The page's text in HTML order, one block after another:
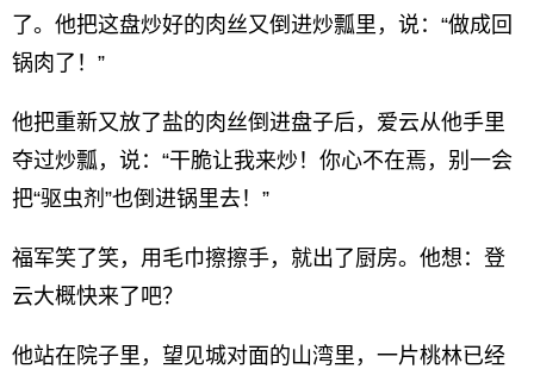
了。他把这盘炒好的肉丝又倒进炒瓢里，说：“做成回
锅肉了！”
他把重新又放了盐的肉丝倒进盘子后，爱云从他手里
夺过炒瓢，说：“干脆让我来炒！你心不在焉，别一会
把“驱虫剂”也倒进锅里去！”
福军笑了笑，用毛巾擦擦手，就出了厨房。他想：登
云大概快来了吧？
他站在院子里，望见城对面的山湾里，一片桃林已经